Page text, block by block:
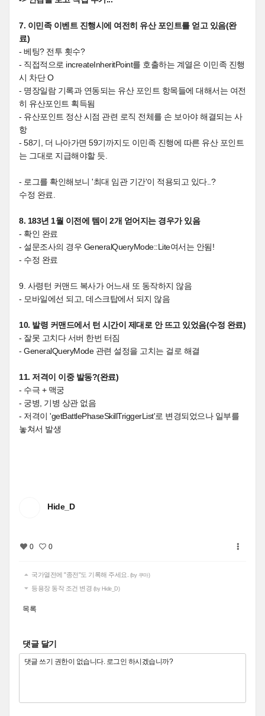
7. 이민족 이벤트 진행시에 여전히 유산 포인트를 얻고 있음(완
료)
- 베팅? 전투 횟수?
- 직접적으로 increateInheritPoint를 호출하는 계열은 이민족 진행
시 차단 O
- 명장일람 기록과 연동되는 유산 포인트 항목들에 대해서는 여전
히 유산포인트 획득됨
- 유산포인트 정산 시점 관련 로직 전체를 손 보아야 해결되는 사
항
- 58기, 더 나아가면 59기까지도 이민족 진행에 따른 유산 포인트
는 그대로 지급해야할 듯.
- 로그를 확인해보니 '최대 임관 기간'이 적용되고 있다..?
수정 완료.
8. 183년 1월 이전에 템이 2개 얻어지는 경우가 있음
- 확인 완료
- 설문조사의 경우 GeneralQueryMode::Lite여서는 안됨!
- 수정 완료
9. 사령턴 커맨드 복사가 어느새 또 동작하지 않음
- 모바일에선 되고, 데스크탑에서 되지 않음
10. 발령 커맨드에서 턴 시간이 제대로 안 뜨고 있었음(수정 완료)
- 잘못 고치다 서버 한번 터짐
- GeneralQueryMode 관련 설정을 고치는 걸로 해결
11. 저격이 이중 발동?(완료)
- 수극 + 맥궁
- 궁병, 기병 상관 없음
- 저격이 'getBattlePhaseSkillTriggerList'로 변경되었으나 일부를
놓쳐서 발생
Hide_D
0 0
국가열전에 "종전"도 기록해 주세요. (by 쿠마)
등용장 동작 조건 변경 (by Hide_D)
목록
댓글 달기